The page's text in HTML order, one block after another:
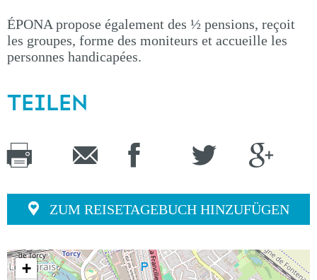
ÉPONA propose également des ½ pensions, reçoit
les groupes, forme des moniteurs et accueille les
personnes handicapées.
TEILEN
ZUM REISETAGEBUCH HINZUFÜGEN
+